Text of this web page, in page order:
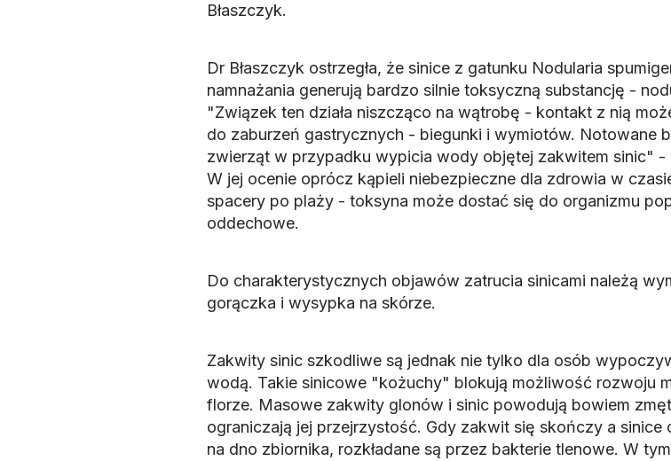
Błaszczyk.
Dr Błaszczyk ostrzegła, że sinice z gatunku Nodularia
namnażania generują bardzo silnie toksyczną substancję -
"Związek ten działa niszcząco na wątrobę - kontakt z nią
do zaburzeń gastrycznych - biegunki i wymiotów. Notowane
zwierząt w przypadku wypicia wody objętej zakwitem sinic" -
W jej ocenie oprócz kąpieli niebezpieczne dla zdrowia w
spacery po plaży - toksyna może dostać się do organizmu
oddechowe.
Do charakterystycznych objawów zatrucia sinicami należą
gorączka i wysypka na skórze.
Zakwity sinic szkodliwe są jednak nie tylko dla osób
wodą. Takie sinicowe "kożuchy" blokują możliwość rozwoju
florze. Masowe zakwity glonów i sinic powodują bowiem
ograniczają jej przejrzystość. Gdy zakwit się skończy a sinice
na dno zbiornika, rozkładane są przez bakterie tlenowe. W